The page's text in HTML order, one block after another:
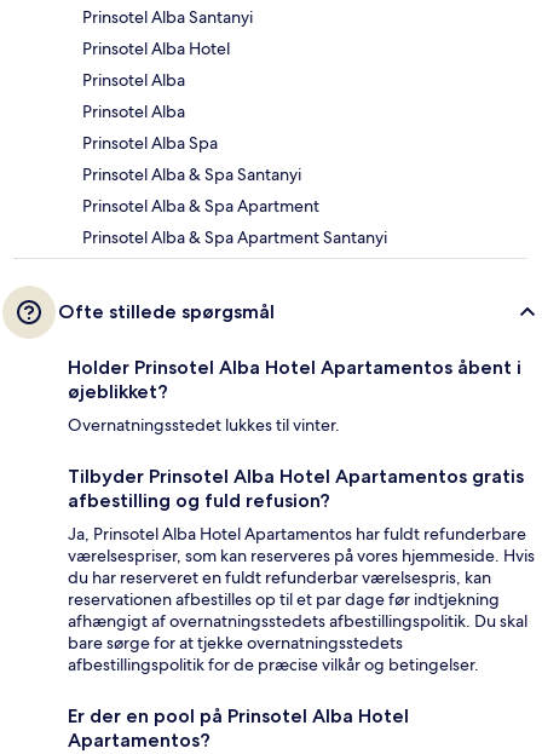
Prinsotel Alba Santanyi
Prinsotel Alba Hotel
Prinsotel Alba
Prinsotel Alba
Prinsotel Alba Spa
Prinsotel Alba & Spa Santanyi
Prinsotel Alba & Spa Apartment
Prinsotel Alba & Spa Apartment Santanyi
Ofte stillede spørgsmål
Holder Prinsotel Alba Hotel Apartamentos åbent i
øjeblikket?
Overnatningsstedet lukkes til vinter.
Tilbyder Prinsotel Alba Hotel Apartamentos gratis
afbestilling og fuld refusion?
Ja, Prinsotel Alba Hotel Apartamentos har fuldt refunderbare
værelsespriser, som kan reserveres på vores hjemmeside. Hvis
du har reserveret en fuldt refunderbar værelsespris, kan
reservationen afbestilles op til et par dage før indtjekning
afhængigt af overnatningsstedets afbestillingspolitik. Du skal
bare sørge for at tjekke overnatningsstedets
afbestillingspolitik for de præcise vilkår og betingelser.
Er der en pool på Prinsotel Alba Hotel
Apartamentos?